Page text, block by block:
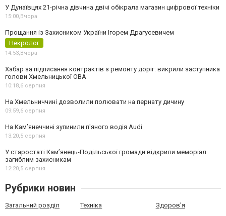
У Дунаївцях 21-річна дівчина двічі обікрала магазин цифрової техніки
15:00,Вчора
Прощання із Захисником України Ігорем Драгусевичем
Некролог
14:53,Вчора
Хабар за підписання контрактів з ремонту доріг: викрили заступника
голови Хмельницької ОВА
10:18,6 серпня
На Хмельниччині дозволили полювати на пернату дичину
09:59,6 серпня
На Камʼянеччині зупинили п'яного водія Audi
13:20,5 серпня
У старостаті Кам’янець-Подільської громади відкрили меморіал
загиблим захисникам
12:20,5 серпня
Рубрики новин
Загальний розділ Техніка Здоров'я